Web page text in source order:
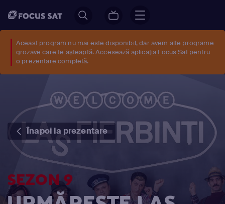
Aceast program nu mai este disponibil, dar avem alte programe
grozave care te așteaptă. Accesează aplicația Focus Satpentru
o prezentare completă.
Înapoi la prezentare
SEZON 9